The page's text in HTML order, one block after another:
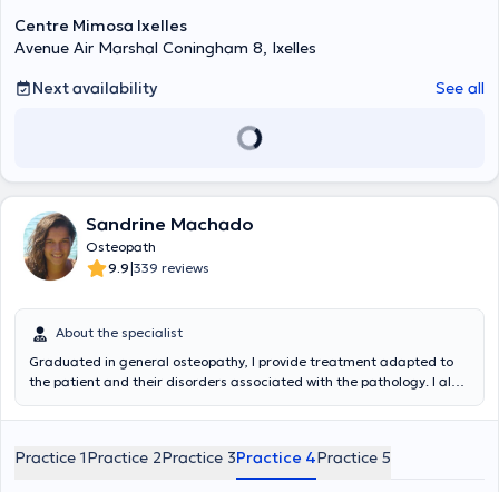
Centre Mimosa Ixelles
Avenue Air Marshal Coningham 8, Ixelles
Next availability
See all
Sandrine Machado
Osteopath
9.9|339 reviews
About the specialist
Graduated in general osteopathy, I provide treatment adapted to
the patient and their disorders associated with the pathology. I also
and perinatal care. Osteopathy is a manual diagnostic and
restrictions. Using different techniques, the osteopath aims to
relieve pain and associated disorders, helping to restore the body's
Practice 1Practice 2Practice 3Practice 4Practice 5